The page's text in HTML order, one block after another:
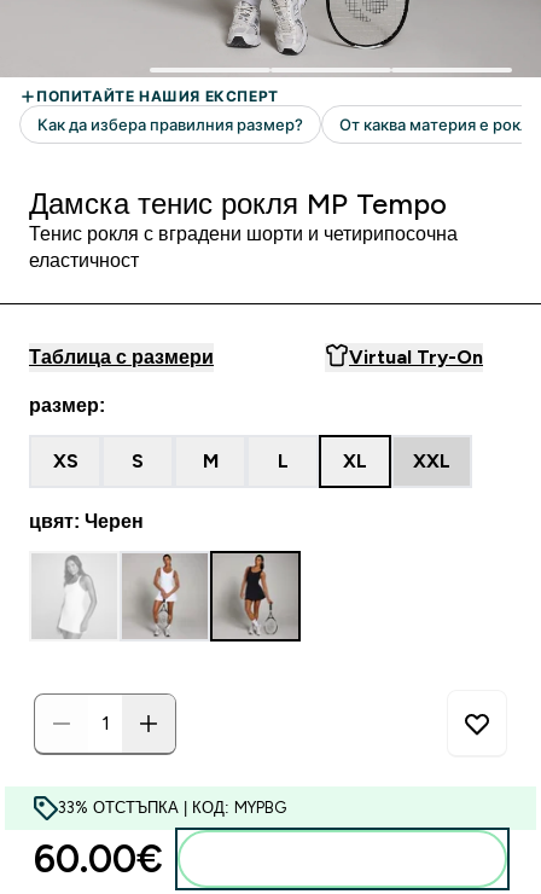
Дамска тенис рокля MP Tempo
Тенис рокля с вградени шорти и четирипосочна
еластичност
Таблица с размери Virtual Try-On
размер:
XS S M L XL XXL
цвят: Черен
33% ОТСТЪПКА | КОД: MYPBG
60.00€‎